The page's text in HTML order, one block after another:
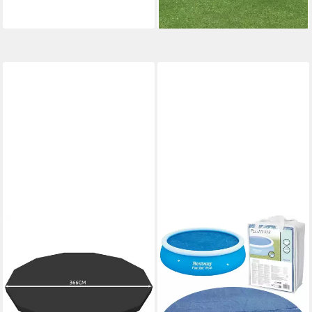
Herstellers 58032
lieferbar - in 6-7 Werktagen bei dir